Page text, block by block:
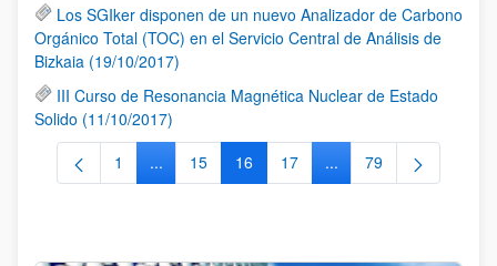
Los SGIker disponen de un nuevo Analizador de Carbono
Orgánico Total (TOC) en el Servicio Central de Análisis de
Bizkaia (19/10/2017)
III Curso de Resonancia Magnética Nuclear de Estado
Solido (11/10/2017)
Página
1 ...Páginas intermedias Use TAB para desplazarse.
Página
15 Página
16 Página
17 ...Páginas intermedias
Página
79